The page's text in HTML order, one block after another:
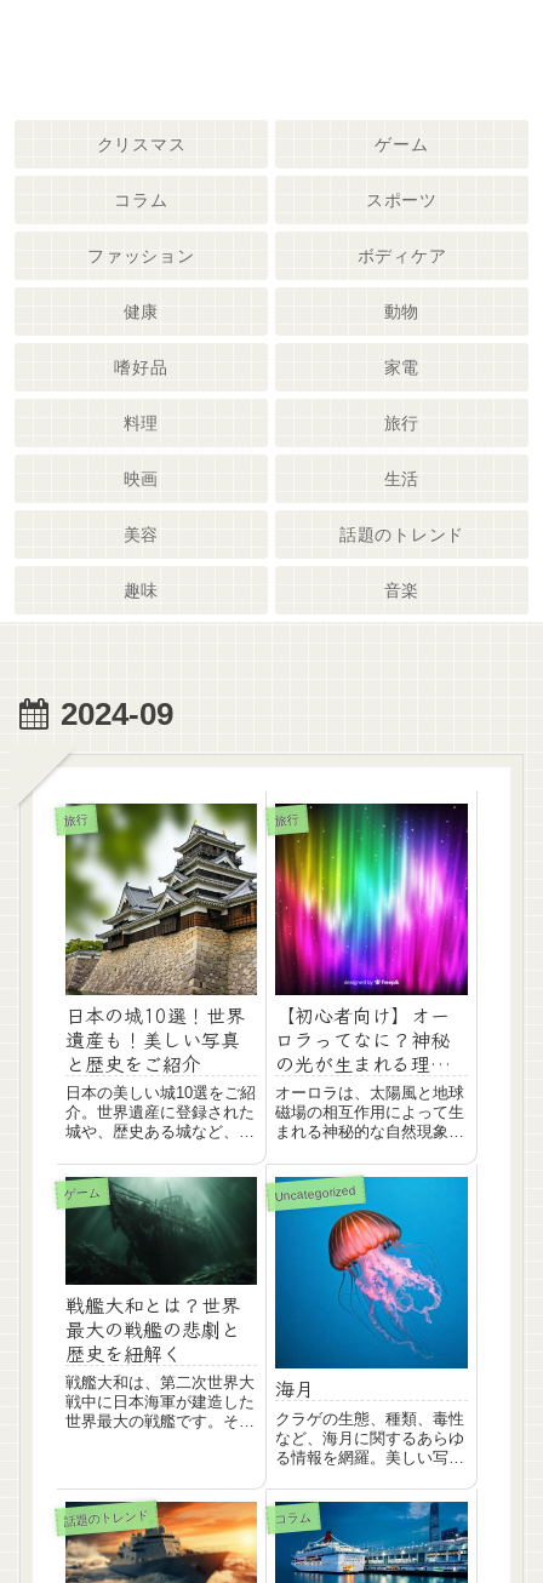
クリスマス ゲーム
コラム スポーツ
ファッション ボディケア
健康 動物
嗜好品 家電
料理 旅行
映画 生活
美容 話題のトレンド
趣味 音楽
2024-09
旅行
日本の城10選！世界
遺産も！美しい写真
と歴史をご紹介
日本の美しい城10選をご紹
介。世界遺産に登録された
城や、歴史ある城など、見
富なので、まるで現地にい
るような臨場感をお楽しみ
ください。
旅行
【初心者向け】オー
ロラってなに？神秘
の光が生まれる理由
を解説
オーロラは、太陽風と地球
磁場の相互作用によって生
まれる神秘的な自然現象で
ラの仕組みや観測のポイン
ト、おすすめの旅行先な
ど、初心者にもわかりやす
く解説します。
ゲーム
戦艦大和とは？世界
最大の戦艦の悲劇と
歴史を紐解く
戦艦大和は、第二次世界大
戦中に日本海軍が建造した
世界最大の戦艦です。その
は、大和のスペック、戦
歴、そして沈没の経緯な
ど、詳しく解説します。
Uncategorized
海月
クラゲの生態、種類、毒性
など、海月に関するあらゆ
る情報を網羅。美しい写真
深く探求できます
話題のトレンド コラム